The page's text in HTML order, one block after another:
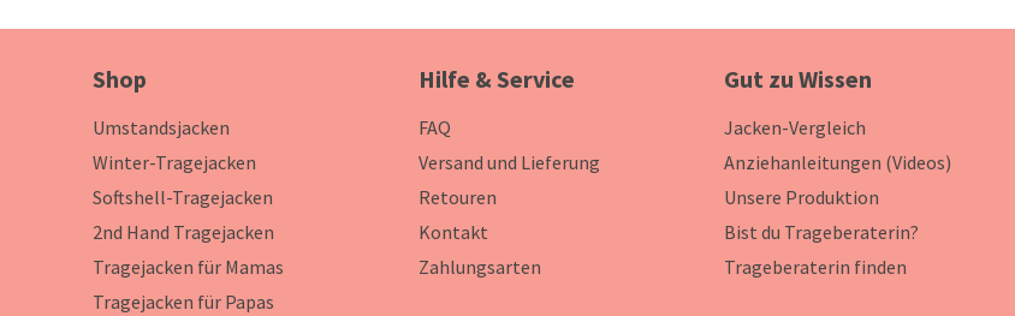
Shop
Umstandsjacken
Winter-Tragejacken
Softshell-Tragejacken
2nd Hand Tragejacken
Tragejacken für Mamas
Tragejacken für Papas
Hilfe & Service
FAQ
Versand und Lieferung
Retouren
Kontakt
Zahlungsarten
Gut zu Wissen
Jacken-Vergleich
Anziehanleitungen (Videos)
Unsere Produktion
Bist du Trageberaterin?
Trageberaterin finden